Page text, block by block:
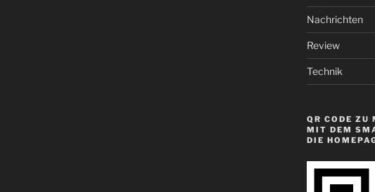
Nachrichten
Review
Technik
QR CODE ZU
MIT DEM
DIE